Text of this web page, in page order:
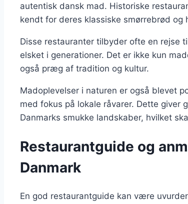
autentisk dansk mad. Historiske
kendt for deres klassiske smørrebrød
Disse restauranter tilbyder ofte en rejse
elsket i generationer. Det er ikke kun
også præg af tradition og kultur.
Madoplevelser i naturen er også blevet
med fokus på lokale råvarer. Dette
Danmarks smukke landskaber, hvilket
Restaurantguide og
Danmark
En god restaurantguide kan være